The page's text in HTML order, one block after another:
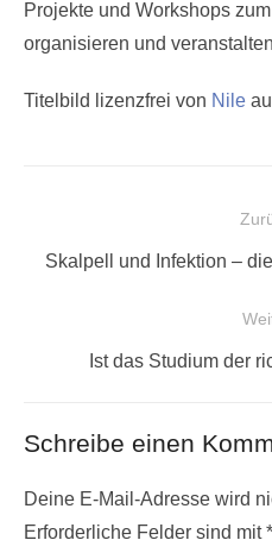
Projekte und Workshops
organisieren und
Titelbild lizenzfrei von Nile
Beitragsnavigation
Vorheriger
Skalpell und Infektion –
Nächster
Ist das Studium der
Schreibe einen
Deine E-Mail-Adresse wird
Erforderliche Felder sind mit*